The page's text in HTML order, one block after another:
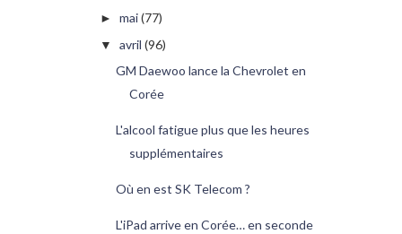
► mai(77)
▼ avril (96)
GM Daewoo lance la Chevrolet en
Corée
L'alcool fatigue plus que les heures
supplémentaires
Où en est SK Telecom ?
L'iPad arrive en Corée… en seconde